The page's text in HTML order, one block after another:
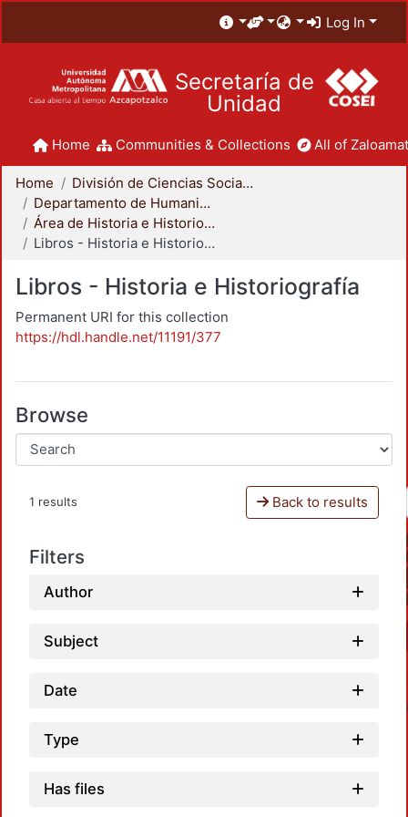
Log In
Secretaría de
Unidad
Home Communities & Collections All of
Home
División de Ciencias Sociales y Humanidades
Departamento de Humanidades
Área de Historia e Historiografía
Libros - Historia e Historiografía
Libros - Historia e Historiografía
Permanent URI for this collection
https://hdl.handle.net/11191/377
Browse
1 results Back to results
Filters
Author
Subject
Date
Type
Has files